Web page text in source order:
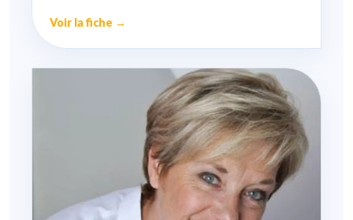
Voir la fiche →